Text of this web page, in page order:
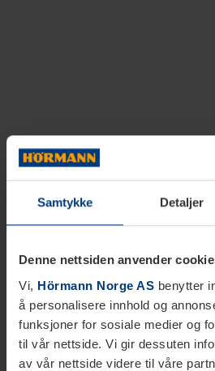
Samtykke Detaljer
Denne nettsiden anvender
Vi, Hörmann Norge AS benytter
å personalisere innhold og
funksjoner for sosiale medier og
til vår nettside. Vi gir dessuten
av vår nettside videre til våre